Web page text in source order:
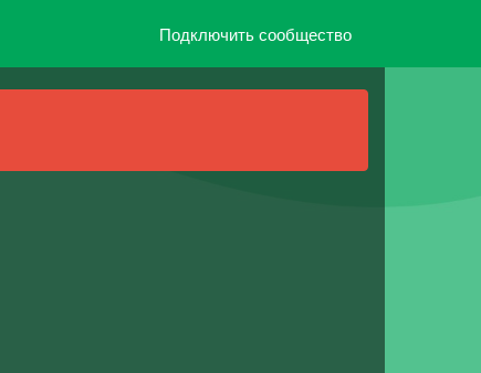
Подключить сообщество